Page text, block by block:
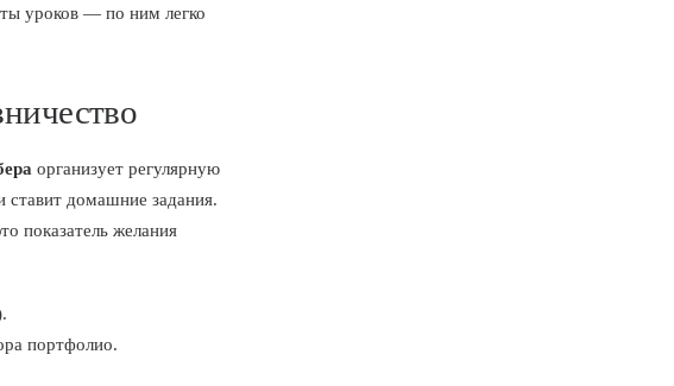
уроков — по ним легко
организует регулярную
ставит домашние задания.
показатель желания
портфолио.